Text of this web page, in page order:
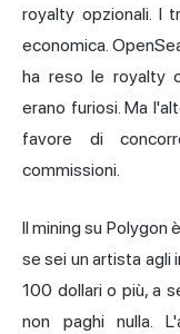
royalty opzionali. I
economica.
ha reso le royalty
erano furiosi. Ma
favore di
commissioni.
Il mining su Polygon
se sei un artista agli
100 dollari o più, a
non paghi nulla.